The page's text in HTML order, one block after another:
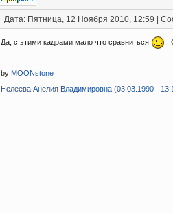
Дата: Пятница, 12 Ноября 2010, 12:59 |
Да, с этими кадрами мало что сравниться .
by MOONstone
Нелеева Анелия Владимировна (03.03.1990 -